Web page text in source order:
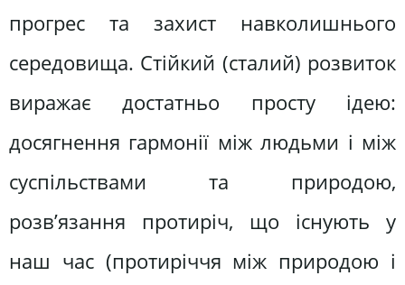
прогрес та захист навколишнього
середовища. Стійкий (сталий) розвиток
виражає достатньо просту ідею:
досягнення гармонії між людьми і між
суспільствами та природою,
розв’язання протиріч, що існують у
наш час (протиріччя між природою і